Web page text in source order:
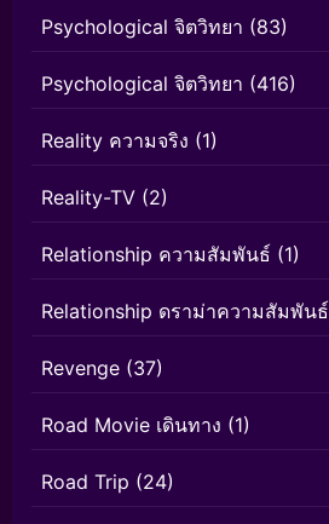
Psychological จิตวิทยา (83)
Psychological จิตวิทยา (416)
Reality ความจริง (1)
Reality-TV (2)
Relationship ความสัมพันธ์ (1)
Relationship ดราม่าความสัมพันธ์
Revenge (37)
Road Movie เดินทาง (1)
Road Trip (24)